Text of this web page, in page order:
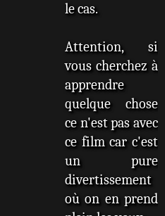
le cas.
Attention, si
vous cherchez à
apprendre
quelque chose
ce n'est pas avec
ce film car c'est
un pure
divertissement
où on en prend